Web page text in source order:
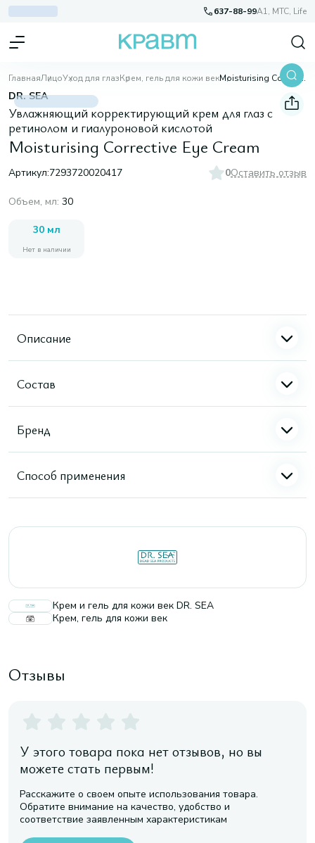
637-88-99A1, МТС, Life
ГлавнаяЛицоУход для глазКрем, гель для кожи век Moisturising Corrective Eye Cream
DR. SEA
Увлажняющий корректирующий крем для глаз с
ретинолом и гиалуроновой кислотой
Moisturising Corrective Eye Cream
Артикул:7293720020417 0Оставить отзыв
Объем, мл: 30
30 мл
Нет в наличии
Описание
Состав
Бренд
Способ применения
Крем и гель для кожи век DR. SEA
Крем, гель для кожи век
Отзывы
У этого товара пока нет отзывов, но вы
можете стать первым!
Расскажите о своем опыте использования товара.
Обратите внимание на качество, удобство и
соответствие заявленным характеристикам